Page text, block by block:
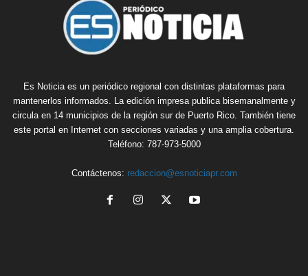
Es Noticia es un periódico regional con distintas plataformas para
mantenerlos informados. La edición impresa publica bisemanalmente y
circula en 14 municipios de la región sur de Puerto Rico. También tiene
este portal en Internet con secciones variadas y una amplia cobertura.
Teléfono: 787-973-5000
Contáctenos: redaccion@esnoticiapr.com